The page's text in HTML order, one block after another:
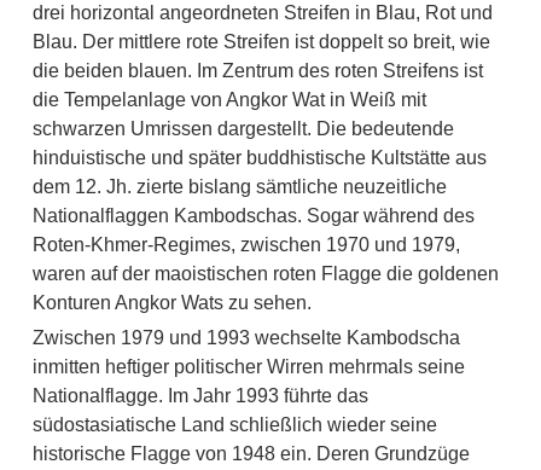
drei horizontal angeordneten Streifen in Blau, Rot und
Blau. Der mittlere rote Streifen ist doppelt so breit, wie
die beiden blauen. Im Zentrum des roten Streifens ist
die Tempelanlage von Angkor Wat in Weiß mit
schwarzen Umrissen dargestellt. Die bedeutende
hinduistische und später buddhistische Kultstätte aus
dem 12. Jh. zierte bislang sämtliche neuzeitliche
Nationalflaggen Kambodschas. Sogar während des
Roten-Khmer-Regimes, zwischen 1970 und 1979,
waren auf der maoistischen roten Flagge die goldenen
Konturen Angkor Wats zu sehen.
Zwischen 1979 und 1993 wechselte Kambodscha
inmitten heftiger politischer Wirren mehrmals seine
Nationalflagge. Im Jahr 1993 führte das
südostasiatische Land schließlich wieder seine
historische Flagge von 1948 ein. Deren Grundzüge